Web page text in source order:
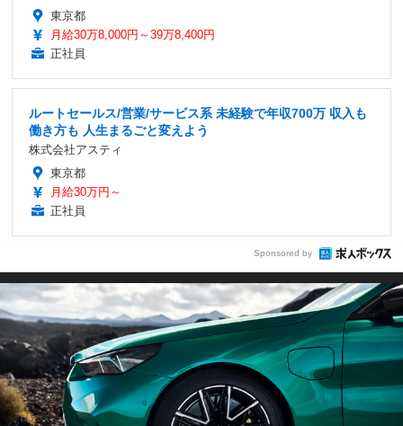
東京都
月給30万8,000円～39万8,400円
正社員
ルートセールス/営業/サービス系 未経験で年収700万 収入も
働き方も 人生まるごと変えよう
株式会社アスティ
東京都
月給30万円～
正社員
Sponsored by